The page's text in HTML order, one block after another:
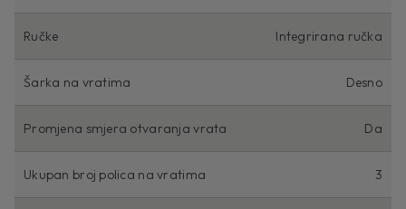
Ručke Integrirana ručka
Šarka na vratima Desno
Promjena smjera otvaranja vrata Da
Ukupan broj polica na vratima 3